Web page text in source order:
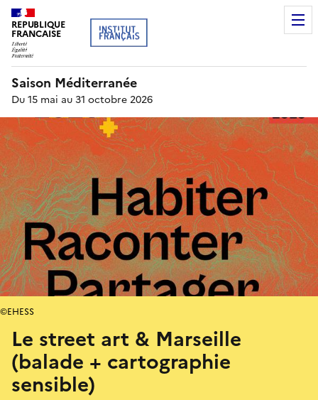
REPUBLIQUE
FRANCAISE
Saison Méditerranée
Du 15 mai au 31 octobre 2026
Le street art & Marseille
(balade + cartographie
sensible)
©EHESS